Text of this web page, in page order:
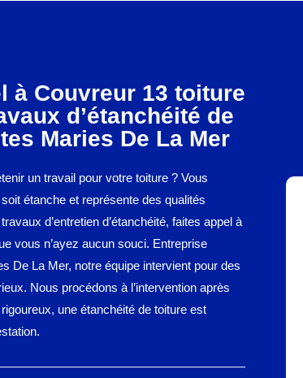
à Couvreur 13 toiture
d’étanchéité de
Maries De La Mer
un travail pour votre toiture ? Vous
étanche et représente des qualités
d’entretien d’étanchéité, faites appel à
vous n’ayez aucun souci. Entreprise
De La Mer, notre équipe intervient pour des
Nous procédons à l’intervention après
une étanchéité de toiture est